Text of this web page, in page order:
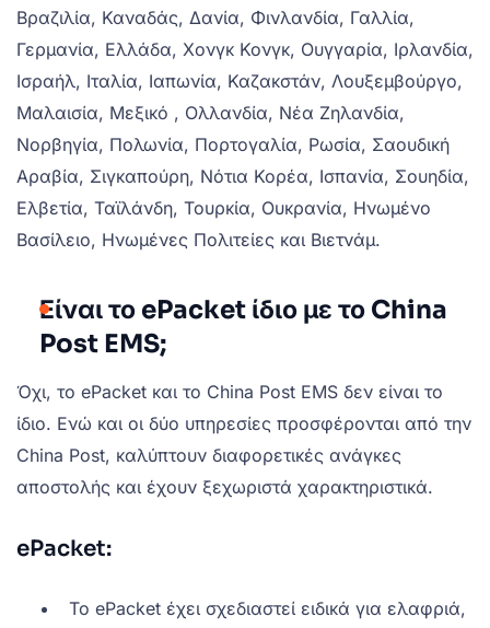
Βραζιλία, Καναδάς, Δανία, Φινλανδία, Γαλλία,
Γερμανία, Ελλάδα, Χονγκ Κονγκ, Ουγγαρία, Ιρλανδία,
Ισραήλ, Ιταλία, Ιαπωνία, Καζακστάν, Λουξεμβούργο,
Μαλαισία, Μεξικό , Ολλανδία, Νέα Ζηλανδία,
Νορβηγία, Πολωνία, Πορτογαλία, Ρωσία, Σαουδική
Αραβία, Σιγκαπούρη, Νότια Κορέα, Ισπανία, Σουηδία,
Ελβετία, Ταϊλάνδη, Τουρκία, Ουκρανία, Ηνωμένο
Βασίλειο, Ηνωμένες Πολιτείες και Βιετνάμ.
Είναι το ePacket ίδιο με το China
Post EMS;
Όχι, το ePacket και το China Post EMS δεν είναι το
ίδιο. Ενώ και οι δύο υπηρεσίες προσφέρονται από την
China Post, καλύπτουν διαφορετικές ανάγκες
αποστολής και έχουν ξεχωριστά χαρακτηριστικά.
ePacket:
Το ePacket έχει σχεδιαστεί ειδικά για ελαφριά,